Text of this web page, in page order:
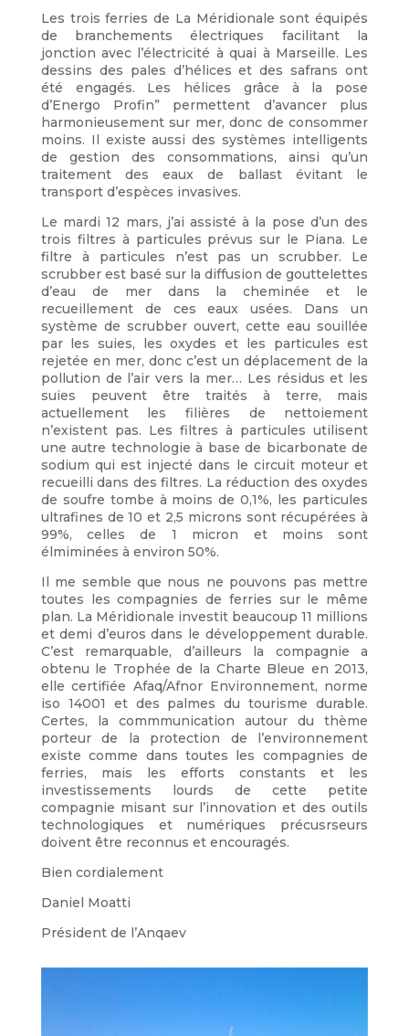
Les trois ferries de La Méridionale sont équipés
de branchements électriques facilitant la
jonction avec l’électricité à quai à Marseille. Les
dessins des pales d’hélices et des safrans ont
été engagés. Les hélices grâce à la pose
d’Energo Profin” permettent d’avancer plus
harmonieusement sur mer, donc de consommer
moins. Il existe aussi des systèmes intelligents
de gestion des consommations, ainsi qu’un
traitement des eaux de ballast évitant le
transport d’espèces invasives.
Le mardi 12 mars, j’ai assisté à la pose d’un des
trois filtres à particules prévus sur le Piana. Le
filtre à particules n’est pas un scrubber. Le
scrubber est basé sur la diffusion de gouttelettes
d’eau de mer dans la cheminée et le
recueillement de ces eaux usées. Dans un
système de scrubber ouvert, cette eau souillée
par les suies, les oxydes et les particules est
rejetée en mer, donc c’est un déplacement de la
pollution de l’air vers la mer… Les résidus et les
suies peuvent être traités à terre, mais
actuellement les filières de nettoiement
n’existent pas. Les filtres à particules utilisent
une autre technologie à base de bicarbonate de
sodium qui est injecté dans le circuit moteur et
recueilli dans des filtres. La réduction des oxydes
de soufre tombe à moins de 0,1%, les particules
ultrafines de 10 et 2,5 microns sont récupérées à
99%, celles de 1 micron et moins sont
élmiminées à environ 50%.
Il me semble que nous ne pouvons pas mettre
toutes les compagnies de ferries sur le même
plan. La Méridionale investit beaucoup 11 millions
et demi d’euros dans le développement durable.
C’est remarquable, d’ailleurs la compagnie a
obtenu le Trophée de la Charte Bleue en 2013,
elle certifiée Afaq/Afnor Environnement, norme
iso 14001 et des palmes du tourisme durable.
Certes, la commmunication autour du thème
porteur de la protection de l’environnement
existe comme dans toutes les compagnies de
ferries, mais les efforts constants et les
investissements lourds de cette petite
compagnie misant sur l’innovation et des outils
technologiques et numériques précusrseurs
doivent être reconnus et encouragés.
Bien cordialement
Daniel Moatti
Président de l’Anqaev